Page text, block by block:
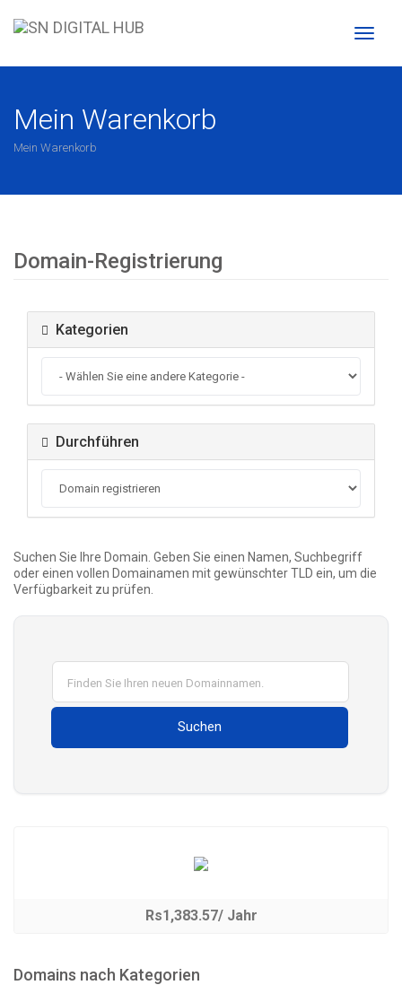
Mein Warenkorb
Mein Warenkorb
Domain-Registrierung
Kategorien
Durchführen
Suchen Sie Ihre Domain. Geben Sie einen Namen, Suchbegriff
oder einen vollen Domainamen mit gewünschter TLD ein, um die
Verfügbarkeit zu prüfen.
Suchen
Rs1,383.57/ Jahr
Domains nach Kategorien